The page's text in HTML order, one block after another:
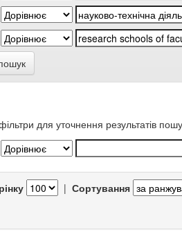
для уточнення результатів
| Сортування